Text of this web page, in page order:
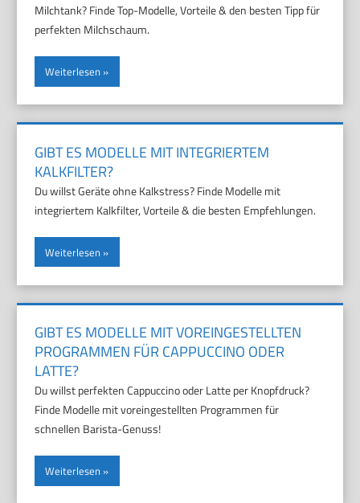
Milchtank? Finde Top-Modelle, Vorteile & den besten Tipp für
perfekten Milchschaum.
Weiterlesen
GIBT ES MODELLE MIT INTEGRIERTEM
KALKFILTER?
Du willst Geräte ohne Kalkstress? Finde Modelle mit
integriertem Kalkfilter, Vorteile & die besten Empfehlungen.
Weiterlesen
GIBT ES MODELLE MIT VOREINGESTELLTEN
PROGRAMMEN FÜR CAPPUCCINO ODER
LATTE?
Du willst perfekten Cappuccino oder Latte per Knopfdruck?
Finde Modelle mit voreingestellten Programmen für
schnellen Barista-Genuss!
Weiterlesen